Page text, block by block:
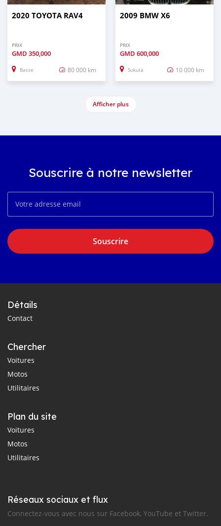
2020 TOYOTA RAV4
PRIX
GMD 350,000
Basse 80 000 km
2009 BMW X6
PRIX
GMD 600,000
Sukuta 10 000 km
Afficher plus
Souscrire à notre newsletter
Souscrire
Détails
Contact
Chercher
Voitures
Motos
Utilitaires
Plan du site
Voitures
Motos
Utilitaires
Réseaux sociaux et flux
Connectez-vous avec nous sur Facebook, YouTube et Twitter.